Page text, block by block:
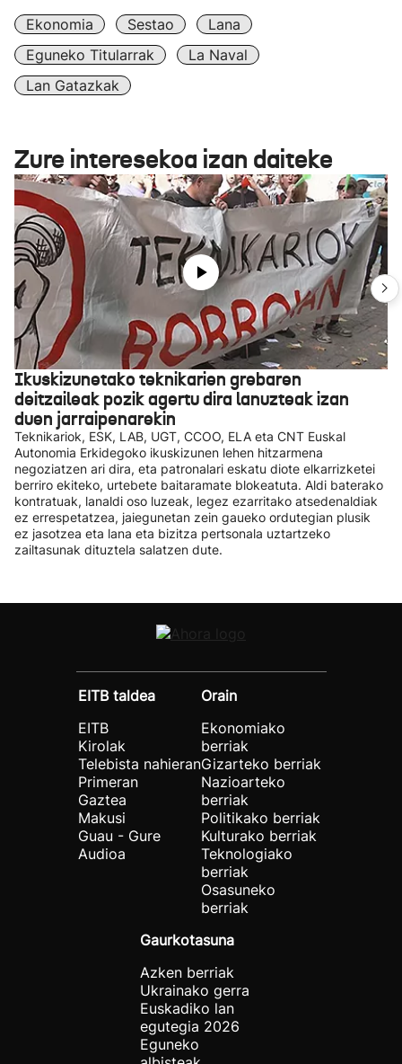
Ekonomia Sestao
Lana
Eguneko Titularrak
La Naval
Lan Gatazkak
Zure interesekoa izan daiteke
Ikuskizunetako teknikarien grebaren
deitzaileak pozik agertu dira lanuzteak izan
duen jarraipenarekin
Teknikariok, ESK, LAB, UGT, CCOO, ELA eta CNT Euskal
Autonomia Erkidegoko ikuskizunen lehen hitzarmena
negoziatzen ari dira, eta patronalari eskatu diote elkarrizketei
berriro ekiteko, urtebete baitaramate blokeatuta. Aldi baterako
kontratuak, lanaldi oso luzeak, legez ezarritako atsedenaldiak
ez errespetatzea, jaiegunetan zein gaueko ordutegian plusik
ez jasotzea eta lana eta bizitza pertsonala uztartzeko
zailtasunak dituztela salatzen dute.
EITB taldea
EITB
Kirolak
Telebista nahieran
Primeran
Gaztea
Makusi
Guau - Gure
Audioa
Orain
Ekonomiako
berriak
Gizarteko berriak
Nazioarteko
berriak
Politikako berriak
Kulturako berriak
Teknologiako
berriak
Osasuneko
berriak
Gaurkotasuna
Azken berriak
Ukrainako gerra
Euskadiko lan
egutegia 2026
Eguneko